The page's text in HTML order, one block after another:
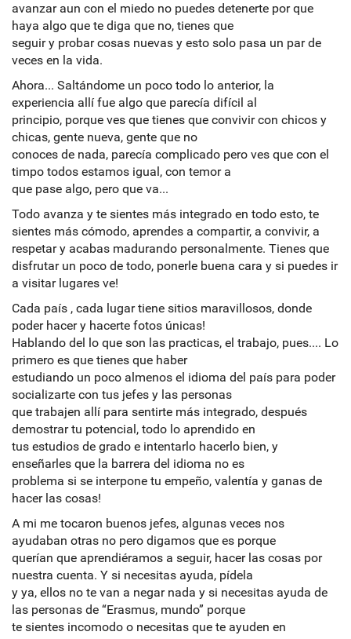
avanzar aun con el miedo no puedes detenerte por que
haya algo que te diga que no, tienes que
seguir y probar cosas nuevas y esto solo pasa un par de
veces en la vida.
Ahora... Saltándome un poco todo lo anterior, la
experiencia allí fue algo que parecía difícil al
principio, porque ves que tienes que convivir con chicos y
chicas, gente nueva, gente que no
conoces de nada, parecía complicado pero ves que con el
timpo todos estamos igual, con temor a
que pase algo, pero que va...
Todo avanza y te sientes más integrado en todo esto, te
sientes más cómodo, aprendes a compartir, a convivir, a
respetar y acabas madurando personalmente. Tienes que
disfrutar un poco de todo, ponerle buena cara y si puedes ir
a visitar lugares ve!
Cada país , cada lugar tiene sitios maravillosos, donde
poder hacer y hacerte fotos únicas!
Hablando del lo que son las practicas, el trabajo, pues.... Lo
primero es que tienes que haber
estudiando un poco almenos el idioma del país para poder
socializarte con tus jefes y las personas
que trabajen allí para sentirte más integrado, después
demostrar tu potencial, todo lo aprendido en
tus estudios de grado e intentarlo hacerlo bien, y
enseñarles que la barrera del idioma no es
problema si se interpone tu empeño, valentía y ganas de
hacer las cosas!
A mi me tocaron buenos jefes, algunas veces nos
ayudaban otras no pero digamos que es porque
querían que aprendiéramos a seguir, hacer las cosas por
nuestra cuenta. Y si necesitas ayuda, pídela
y ya, ellos no te van a negar nada y si necesitas ayuda de
las personas de “Erasmus, mundo” porque
te sientes incomodo o necesitas que te ayuden en